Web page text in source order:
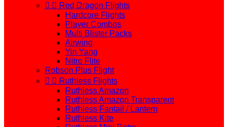
  Red Dragon Flights
Hardcore Flights
Player Combos
Multi Blister Packs
Airwing
Yin Yang
Nitro Flite
Robson Plus Flight
  Ruthless Flights
Ruthless Amazon
Ruthless Amazon Transparent
Ruthless Fantail / Lantern
Ruthless Kite